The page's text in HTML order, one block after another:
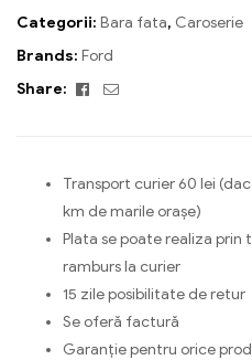
Categorii: Bara fata, Caroserie
Brands: Ford
Share:
Facebook
Email
Transport curier 60 lei
km de marile orașe)
Plata se poate realiza prin
ramburs la curier
15 zile posibilitate de retur
Se oferă factură
Garanție pentru orice